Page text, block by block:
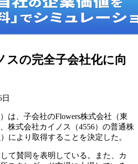
スの完全子会社化に向
は、子会社のFlowers株式会社（東
株式会社カイノス（4556）の普通株
）により取得することを決定した。
て賛同を表明している。また、カ